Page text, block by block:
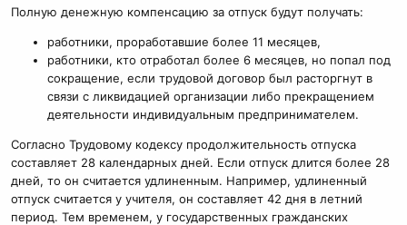
Полную денежную компенсацию за отпуск будут получать:
работники, проработавшие более 11 месяцев,
работники, кто отработал более 6 месяцев, но попал под
сокращение, если трудовой договор был расторгнут в
связи с ликвидацией организации либо прекращением
деятельности индивидуальным предпринимателем.
Согласно Трудовому кодексу продолжительность отпуска
составляет 28 календарных дней. Если отпуск длится более 28
дней, то он считается удлиненным. Например, удлиненный
отпуск считается у учителя, он составляет 42 дня в летний
период. Тем временем, у государственных гражданских